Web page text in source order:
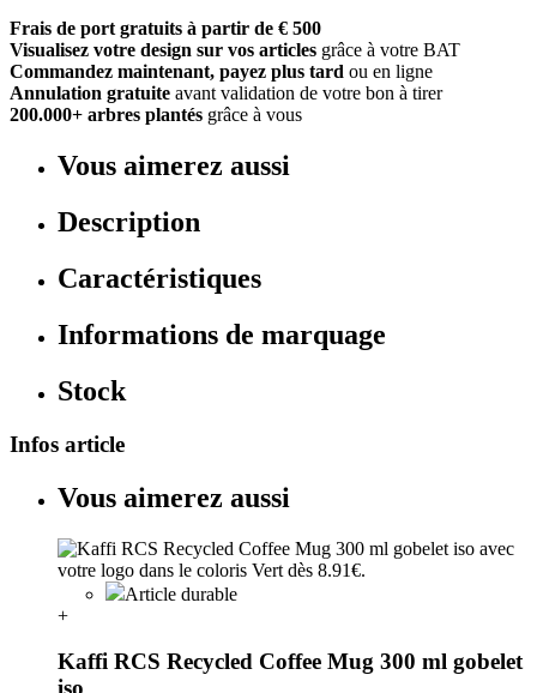
Frais de port gratuits à partir de € 500
Visualisez votre design sur vos articles grâce à votre BAT
Commandez maintenant, payez plus tard ou en ligne
Annulation gratuite avant validation de votre bon à tirer
200.000+ arbres plantés grâce à vous
Vous aimerez aussi
Description
Caractéristiques
Informations de marquage
Stock
Infos article
Vous aimerez aussi
Article durable
+
Kaffi RCS Recycled Coffee Mug 300 ml gobelet